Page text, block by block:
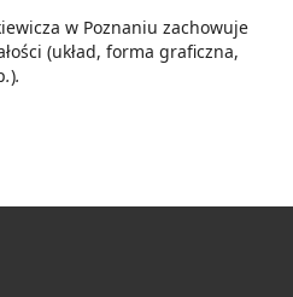
w Poznaniu zachowuje
(układ, forma graficzna,
.).